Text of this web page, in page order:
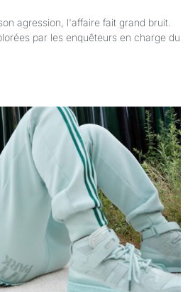
agression, l'affaire fait grand bruit.
par les enquêteurs en charge du